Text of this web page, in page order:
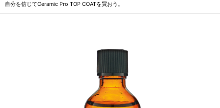
自分を信じてCeramic Pro TOP COATを買おう。